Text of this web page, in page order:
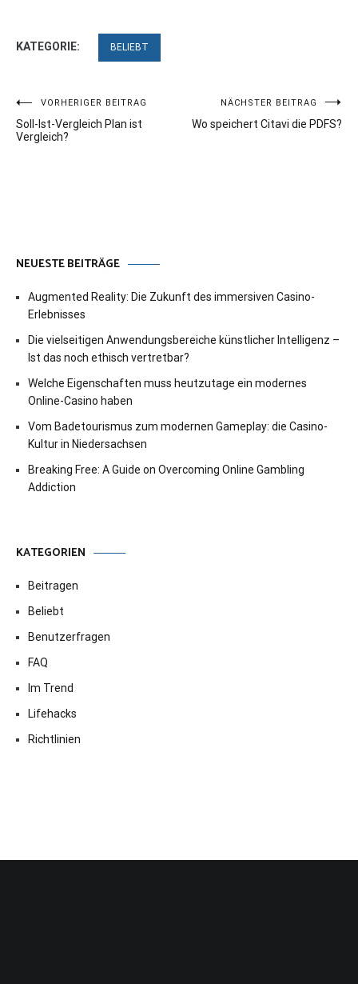
KATEGORIE: BELIEBT
Beitragsnavigation
VORHERIGER BEITRAG
Soll-Ist-Vergleich Plan ist
Vergleich?
NÄCHSTER BEITRAG
Wo speichert Citavi die PDFS?
NEUESTE BEITRÄGE
Augmented Reality: Die Zukunft des immersiven Casino-
Erlebnisses
Die vielseitigen Anwendungsbereiche künstlicher Intelligenz –
Ist das noch ethisch vertretbar?
Welche Eigenschaften muss heutzutage ein modernes
Online-Casino haben
Vom Badetourismus zum modernen Gameplay: die Casino-
Kultur in Niedersachsen
Breaking Free: A Guide on Overcoming Online Gambling
Addiction
KATEGORIEN
Beitragen
Beliebt
Benutzerfragen
FAQ
Im Trend
Lifehacks
Richtlinien